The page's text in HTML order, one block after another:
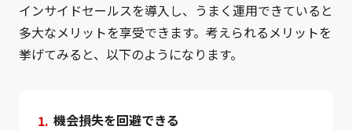
インサイドセールスを導入し、うまく運用できていると
多大なメリットを享受できます。考えられるメリットを
挙げてみると、以下のようになります。
機会損失を回避できる